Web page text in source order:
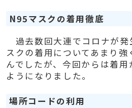
N95マスクの着用徹底
過去数回大連でコロナが発
スクの着用についてあまり強
んでしたが、今回からは着
ようになりました。
場所コードの利用